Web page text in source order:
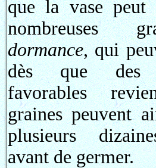
que la vase peut
nombreuses
dormance, qui
dès que des
favorables
graines peuvent
plusieurs
avant de germer.